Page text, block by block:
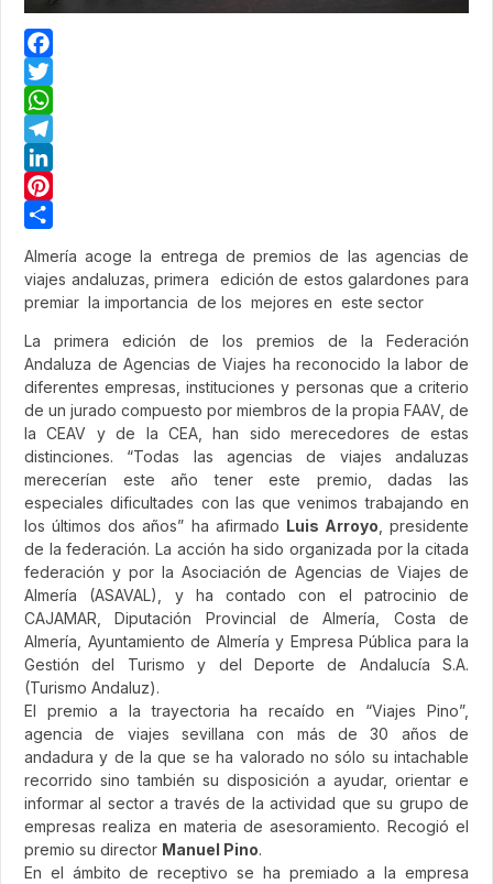
Facebook
Twitter
WhatsApp
Telegram
LinkedIn
Pinterest
Almería acoge la entrega de premios de las agencias de
viajes andaluzas, primera edición de estos galardones para
premiar la importancia de los mejores en este sector
La primera edición de los premios de la Federación
Andaluza de Agencias de Viajes ha reconocido la labor de
diferentes empresas, instituciones y personas que a criterio
de un jurado compuesto por miembros de la propia FAAV, de
la CEAV y de la CEA, han sido merecedores de estas
distinciones. “Todas las agencias de viajes andaluzas
merecerían este año tener este premio, dadas las
especiales dificultades con las que venimos trabajando en
los últimos dos años” ha afirmado Luis Arroyo , presidente
de la federación. La acción ha sido organizada por la citada
federación y por la Asociación de Agencias de Viajes de
Almería (ASAVAL), y ha contado con el patrocinio de
CAJAMAR, Diputación Provincial de Almería, Costa de
Almería, Ayuntamiento de Almería y Empresa Pública para la
Gestión del Turismo y del Deporte de Andalucía S.A.
(Turismo Andaluz).
El premio a la trayectoria ha recaído en “Viajes Pino”,
agencia de viajes sevillana con más de 30 años de
andadura y de la que se ha valorado no sólo su intachable
recorrido sino también su disposición a ayudar, orientar e
informar al sector a través de la actividad que su grupo de
empresas realiza en materia de asesoramiento. Recogió el
premio su director Manuel Pino.
En el ámbito de receptivo se ha premiado a la empresa